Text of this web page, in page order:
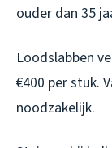
ouder dan 35
Loodslabben
€400 per stuk.
noodzakelijk.